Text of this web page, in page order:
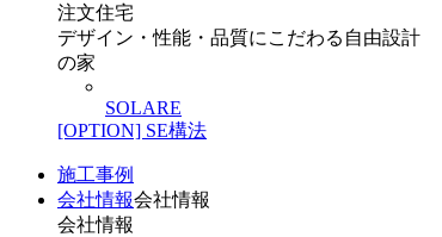
注文住宅
デザイン・性能・品質にこだわる自由設計
の家
SOLARE
[OPTION] SE構法
施工事例
会社情報会社情報
会社情報